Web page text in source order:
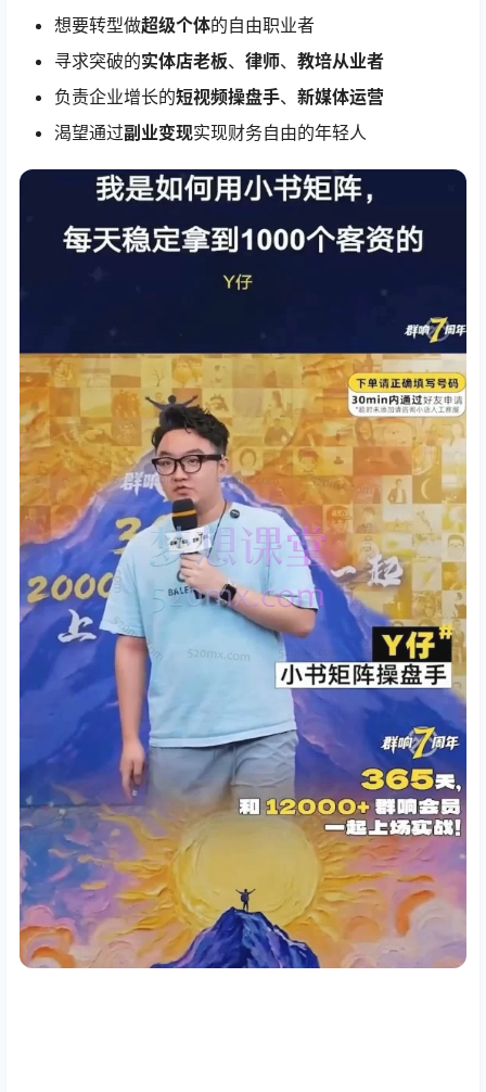
想要转型做超级个体的自由职业者
寻求突破的实体店老板、 律师、 教培从业者
负责企业增长的短视频操盘手、 新媒体运营
渴望通过副业变现实现财务自由的年轻人